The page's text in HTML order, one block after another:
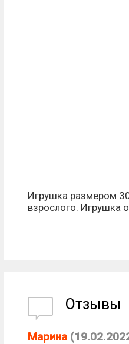
Игрушка размером
взрослого. Игрушка
Отзывы
Марина